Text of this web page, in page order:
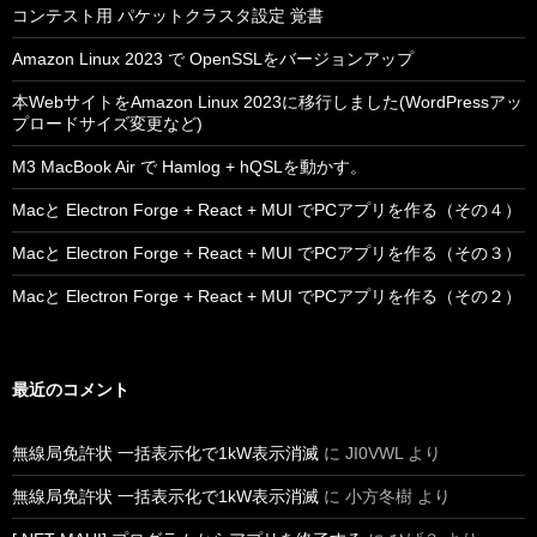
コンテスト用 パケットクラスタ設定 覚書
Amazon Linux 2023 で OpenSSLをバージョンアップ
本WebサイトをAmazon Linux 2023に移行しました(WordPressアッ
プロードサイズ変更など)
M3 MacBook Air で Hamlog + hQSLを動かす。
Macと Electron Forge + React + MUI でPCアプリを作る（その４）
Macと Electron Forge + React + MUI でPCアプリを作る（その３）
Macと Electron Forge + React + MUI でPCアプリを作る（その２）
最近のコメント
無線局免許状 一括表示化で1kW表示消滅 に JI0VWL より
無線局免許状 一括表示化で1kW表示消滅 に 小方冬樹 より